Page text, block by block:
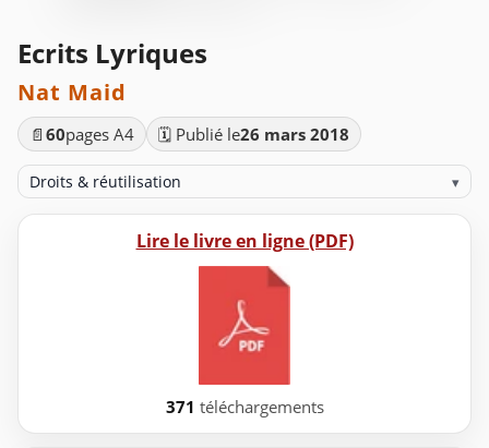
Ecrits Lyriques
Nat Maid
📄 60pages A4 🗓️ Publié le26 mars 2018
Droits & réutilisation ▾
Lire le livre en ligne (PDF)
371 téléchargements